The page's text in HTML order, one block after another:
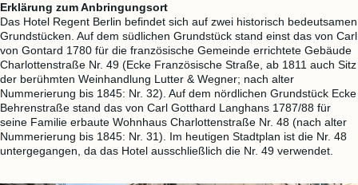
Erklärung zum Anbringungsort
Das Hotel Regent Berlin befindet sich auf zwei historisch bedeutsamen
Grundstücken. Auf dem südlichen Grundstück stand einst das von Carl
von Gontard 1780 für die französische Gemeinde errichtete Gebäude
Charlottenstraße Nr. 49 (Ecke Französische Straße, ab 1811 auch Sitz
der berühmten Weinhandlung Lutter & Wegner; nach alter
Nummerierung bis 1845: Nr. 32). Auf dem nördlichen Grundstück Ecke
Behrenstraße stand das von Carl Gotthard Langhans 1787/88 für
seine Familie erbaute Wohnhaus Charlottenstraße Nr. 48 (nach alter
Nummerierung bis 1845: Nr. 31). Im heutigen Stadtplan ist die Nr. 48
untergegangen, da das Hotel ausschließlich die Nr. 49 verwendet.